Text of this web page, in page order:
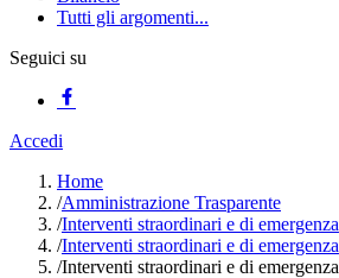
Tutti gli argomenti...
Seguici su
Accedi
Home
/Amministrazione Trasparente
/Interventi straordinari e di emergenza
/Interventi straordinari e di emergenza
/Interventi straordinari e di emergenza